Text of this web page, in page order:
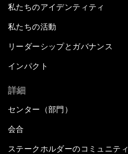
私たちのアイデンティティ
私たちの活動
リーダーシップとガバナンス
インパクト
詳細
センター（部門）
会合
ステークホルダーのコミュニティ